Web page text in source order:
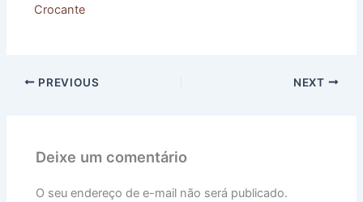
Crocante
PREVIOUS NEXT
Deixe um comentário
O seu endereço de e-mail não será publicado.